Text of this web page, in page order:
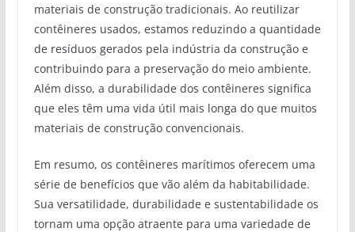
materiais de construção tradicionais. Ao reutilizar
contêineres usados, estamos reduzindo a quantidade
de resíduos gerados pela indústria da construção e
contribuindo para a preservação do meio ambiente.
Além disso, a durabilidade dos contêineres significa
que eles têm uma vida útil mais longa do que muitos
materiais de construção convencionais.
Em resumo, os contêineres marítimos oferecem uma
série de benefícios que vão além da habitabilidade.
Sua versatilidade, durabilidade e sustentabilidade os
tornam uma opção atraente para uma variedade de